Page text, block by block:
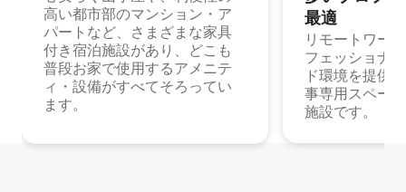
高い都市部のマンション・ア
パートなど、さまざまな家具
付き宿泊施設があり、どこも
普段お家で使用するアメニテ
ィ・設備がすべてそろってい
ます。
最⁠適
リモートワー
フェッショナ
ド環境を提供
事専用スペー
施設です。